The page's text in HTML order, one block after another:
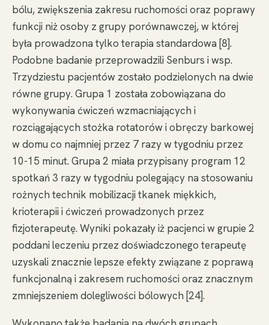
bólu, zwiększenia zakresu ruchomości oraz poprawy
funkcji niż osoby z grupy porównawczej, w której
była prowadzona tylko terapia standardowa [8].
Podobne badanie przeprowadzili Senburs i wsp.
Trzydziestu pacjentów zostało podzielonych na dwie
równe grupy. Grupa 1 została zobowiązana do
wykonywania ćwiczeń wzmacniających i
rozciągających stożka rotatorów i obręczy barkowej
w domu co najmniej przez 7 razy w tygodniu przez
10-15 minut. Grupa 2 miała przypisany program 12
spotkań 3 razy w tygodniu polegający na stosowaniu
rożnych technik mobilizacji tkanek miękkich,
krioterapii i ćwiczeń prowadzonych przez
fizjoterapeutę. Wyniki pokazały iż pacjenci w grupie 2
poddani leczeniu przez doświadczonego terapeutę
uzyskali znacznie lepsze efekty związane z poprawą
funkcjonalną i zakresem ruchomości oraz znacznym
zmniejszeniem dolegliwości bólowych [24].